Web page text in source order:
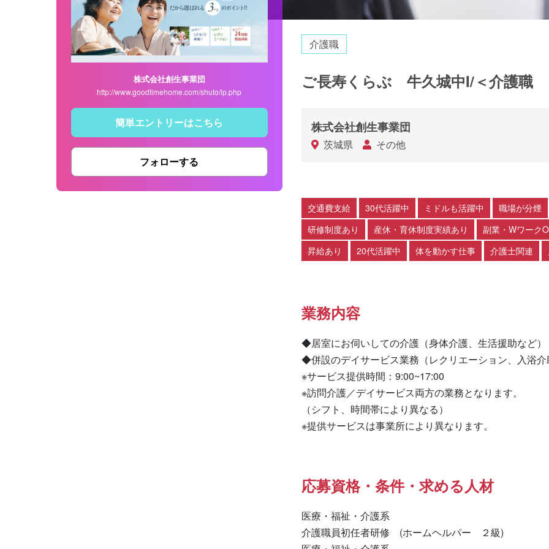
株式会社創生事業団
http://www.goodtimehome.com/shuto/lp.php
簡単エントリーはこちら
フォローする
介護職
ご長寿くらぶ 牛久城中I/＜介護職
株式会社創生事業団
茨城県 その他
交通費支給 30代活躍中 ミドルも活躍中
職場が分煙
研修制度あり
産休・育休制度実績あり
副業・Wワーク
昇給あり
20代活躍中 体を動かす仕事 介護士関連
業務内容
◆居室にお伺いしての介護（身体介護、生活援助など）
◆併設のデイサービス業務（レクリエーション、入浴
※サービス提供時間：9:00~17:00
※訪問介護／デイサービス両方の業務となります。
（シフト、時間帯により異なる）
※提供サービスは事業所により異なります。
応募資格・条件・求める人材
医療・福祉・介護系
介護職員初任者研修　(ホームヘルパー　２級)